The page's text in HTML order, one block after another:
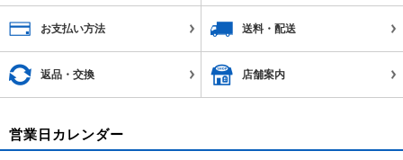
お支払い方法 送料・配送
返品・交換 店舗案内
営業日カレンダー